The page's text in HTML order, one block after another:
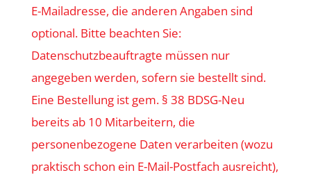
E-Mailadresse, die anderen Angaben sind
optional. Bitte beachten Sie:
Datenschutzbeauftragte müssen nur
angegeben werden, sofern sie bestellt sind.
Eine Bestellung ist gem. § 38 BDSG-Neu
bereits ab 10 Mitarbeitern, die
personenbezogene Daten verarbeiten (wozu
praktisch schon ein E-Mail-Postfach ausreicht),